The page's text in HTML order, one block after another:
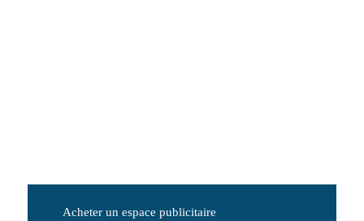
Acheter un espace publicitaire